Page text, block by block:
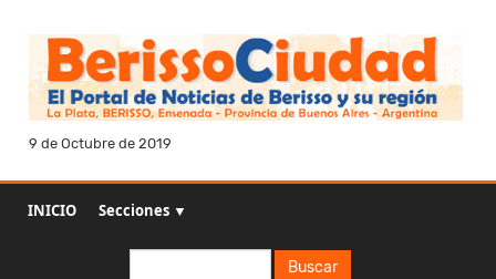
9 de Octubre de 2019
INICIO Secciones ▼
Buscar